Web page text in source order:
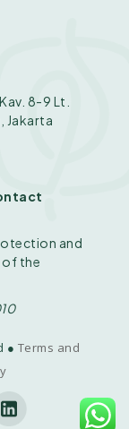
8-9 Lt.
Jakarta
and
of the
● Terms and